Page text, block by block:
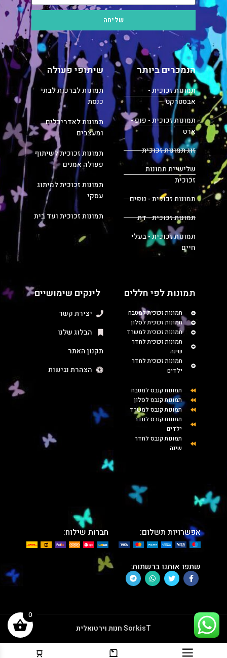
שליחה
הנמכרים ביותר
תמונות זכוכית -
אבסטרקט
תמונות זכוכית - פופ -
ארט
זוג תמונות זכוכית
שלישיית תמונות
זכוכית
תמונות זכוכית - נופים
תמונות זכוכית - דת
תמונות זכוכית - בעלי
חיים
שיתופי פעולה
תמונות לברכות לבתי
כנסת
תמונות לאדריכלים
ומעצבים
תמונות זכוכית לשיתוף
פעולה אמנים
תמונות זכוכית למיתוג
עסקי
תמונות זכוכית ועד בית
תמונות לפי חללים
תמונות זכוכית למטבח
תמונות זכוכית לסלון
תמונות זכוכית למשרד
תמונות זכוכית לחדר
שינה
תמונות זכוכית לחדר
ילדים
תמונות קנבס למטבח
תמונות קנבס לסלון
תמונות קנבס למשרד
תמונות קנבס לחדר
ילדים
תמונות קנבס לחדר
שינה
לינקים שימושיים
יצירת קשר
הבלוג שלנו
תקנון האתר
הצהרת נגישות
אפשרויות תשלום: חברות שילוח:
שתפו אותנו ברשתות:
SorkisTחנות וירטואלית
0